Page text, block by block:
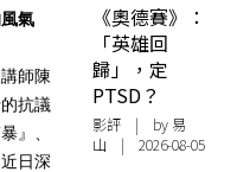
氣
師陳
抗議
』、
日深
《奧德賽》：
「英雄回
歸」，定
PTSD？
影評 | by 易
山 | 2026-08-05